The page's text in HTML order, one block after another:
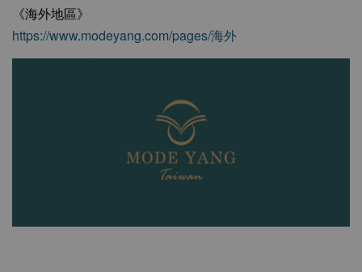
《海外地區》
https://www.modeyang.com/pages/海外